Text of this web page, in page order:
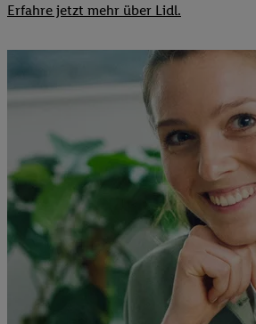
Erfahre jetzt mehr über Lidl.